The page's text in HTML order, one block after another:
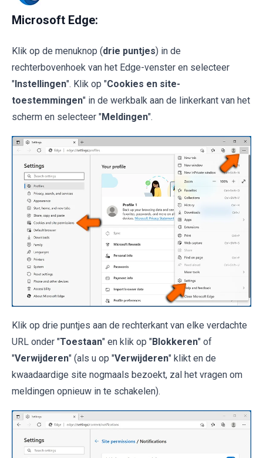
Microsoft Edge:
Klik op de menuknop (drie puntjes) in de
rechterbovenhoek van het Edge-venster en selecteer
"Instellingen". Klik op "Cookies en site-
toestemmingen" in de werkbalk aan de linkerkant van het
scherm en selecteer "Meldingen".
Klik op drie puntjes aan de rechterkant van elke verdachte
URL onder "Toestaan" en klik op "Blokkeren" of
"Verwijderen" (als u op "Verwijderen" klikt en de
kwaadaardige site nogmaals bezoekt, zal het vragen om
meldingen opnieuw in te schakelen).